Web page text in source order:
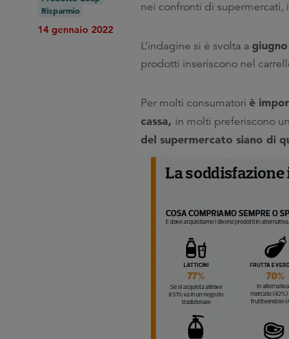
Risparmio
14 gennaio 2022
nei confronti di supermercati,
L’indagine si è svolta a giugno
prodotti inseriscono nel
Per molti consumatori è
cassa, in molti preferiscono
del supermercato siano di